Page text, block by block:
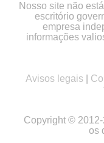
Nosso site não
escritório
empresa
informações
Avisos legais
Copyright ©
os